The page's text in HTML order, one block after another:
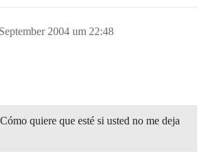
2004 um 22:48
quiere que esté si usted no me deja